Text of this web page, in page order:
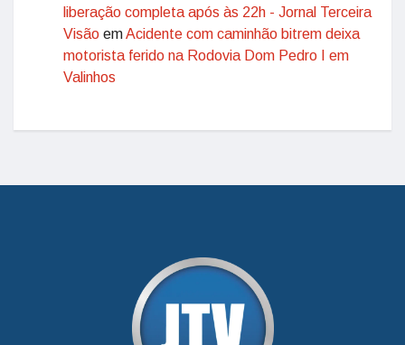
liberação completa após às 22h - Jornal Terceira
Visão emAcidente com caminhão bitrem deixa
motorista ferido na Rodovia Dom Pedro I em
Valinhos